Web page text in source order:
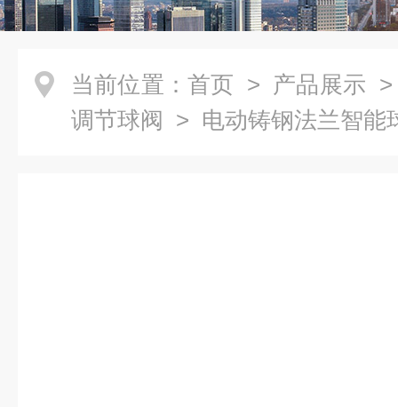
当前位置： 首页 > 产品展示
调节球阀 > 电动铸钢法兰智能